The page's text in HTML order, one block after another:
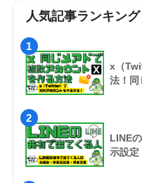
人気記事ランキング
1
x（
法！同
2
LINE
示設定